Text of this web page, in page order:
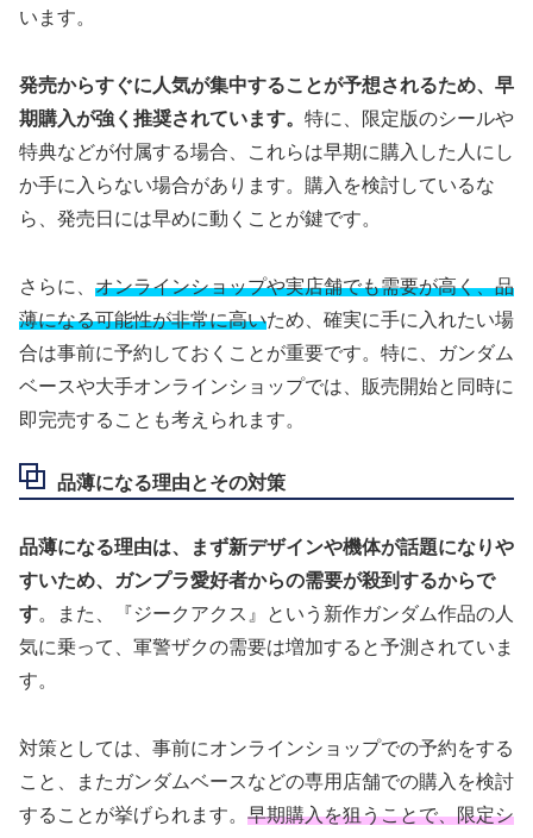
います。
発売からすぐに人気が集中することが予想されるため、早
期購入が強く推奨されています。 特に、限定版のシールや
特典などが付属する場合、これらは早期に購入した人にし
か手に入らない場合があります。購入を検討しているな
ら、発売日には早めに動くことが鍵です。
さらに、 オンラインショップや実店舗でも需要が高く、品
薄になる可能性が非常に高いため、確実に手に入れたい場
合は事前に予約しておくことが重要です。特に、ガンダム
ベースや大手オンラインショップでは、販売開始と同時に
即完売することも考えられます。
品薄になる理由とその対策
品薄になる理由は、まず新デザインや機体が話題になりや
すいため、ガンプラ愛好者からの需要が殺到するからで
す。また、『ジークアクス』という新作ガンダム作品の人
気に乗って、軍警ザクの需要は増加すると予測されていま
す。
対策としては、事前にオンラインショップでの予約をする
こと、またガンダムベースなどの専用店舗での購入を検討
することが挙げられます。 早期購入を狙うことで、限定シ